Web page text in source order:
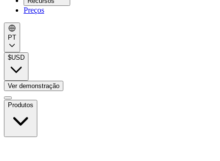
Preços
PT
$USD
Ver demonstração
Produtos